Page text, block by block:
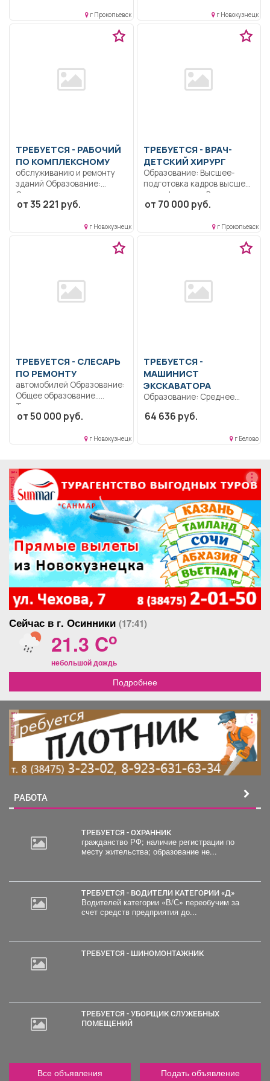
воспитательной работы,...
г Прокопьевск г Новокузнецк
ТРЕБУЕТСЯ - РАБОЧИЙ
ПО КОМПЛЕКСНОМУ
обслуживанию и ремонту
зданий Образование:
Среднее
профессиональное
от 35 221 руб.
г Новокузнецк
ТРЕБУЕТСЯ - ВРАЧ-
ДЕТСКИЙ ХИРУРГ
Образование: Высшее-
подготовка кадров высшей
квалификации.. В
соответствии с
от 70 000 руб.
г Прокопьевск
ТРЕБУЕТСЯ - СЛЕСАРЬ
ПО РЕМОНТУ
автомобилей Образование:
Общее образование..
Транспортное предприятие
"Пассажирские перевозки"
от 50 000 руб.
г Новокузнецк
ТРЕБУЕТСЯ -
МАШИНИСТ
ЭКСКАВАТОРА
Образование: Среднее
образование.. Выполнение
64 636 руб.
г Белово
реклама
Сейчас в г. Осинники (17:41)
21.3 Co
небольшой дождь
Подробнее
реклама
РАБОТА
ТРЕБУЕТСЯ - ОХРАННИК
гражданство РФ; наличие регистрации по
месту жительства; образование не...
ТРЕБУЕТСЯ - ВОДИТЕЛИ КАТЕГОРИИ «Д»
Водителей категории «В/С» переобучим за
счет средств предприятия до...
ТРЕБУЕТСЯ - ШИНОМОНТАЖНИК
ТРЕБУЕТСЯ - УБОРЩИК СЛУЖЕБНЫХ
ПОМЕЩЕНИЙ
Все объявления Подать объявление